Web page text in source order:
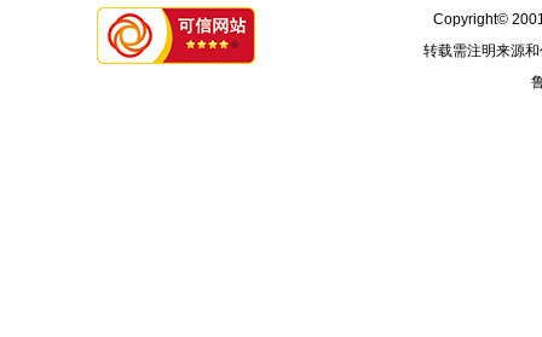
Copyright©
转载需注明来源